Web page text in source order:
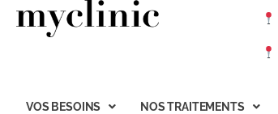
VOS BESOINS NOS TRAITEMENTS